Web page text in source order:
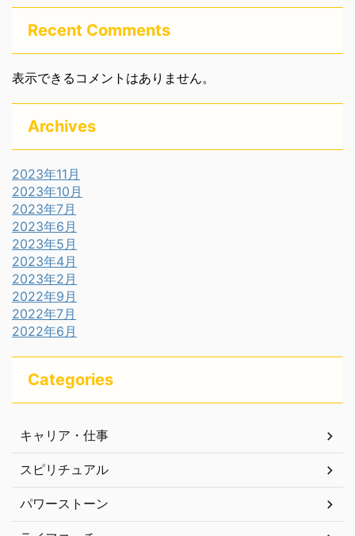
Recent Comments
表示できるコメントはありません。
Archives
2023年11月
2023年10月
2023年7月
2023年6月
2023年5月
2023年4月
2023年2月
2022年9月
2022年7月
2022年6月
Categories
キャリア・仕事
スピリチュアル
パワーストーン